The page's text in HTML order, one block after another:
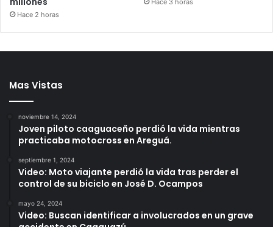
Hace 2 horas
Hace 3 horas
Mas Vistas
noviembre 14, 2024
Joven piloto caaguaceño perdió la vida mientras
practicaba motocross en Areguá.
septiembre 1, 2024
Video: Moto viajante perdió la vida tras perder el
control de su biciclo en José D. Ocampos
mayo 24, 2024
Video: Buscan identificar a involucrados en un grave